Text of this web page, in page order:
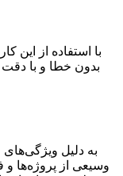
با استفاده از این
وسیعی از پروژه‌ها و